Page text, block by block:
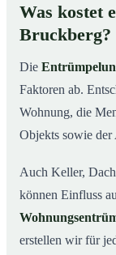
Was kostet
Bruckberg?
Die
Faktoren ab.
Wohnung, die
Objekts sowie
Auch Keller,
können Einfluss
erstellen wir für